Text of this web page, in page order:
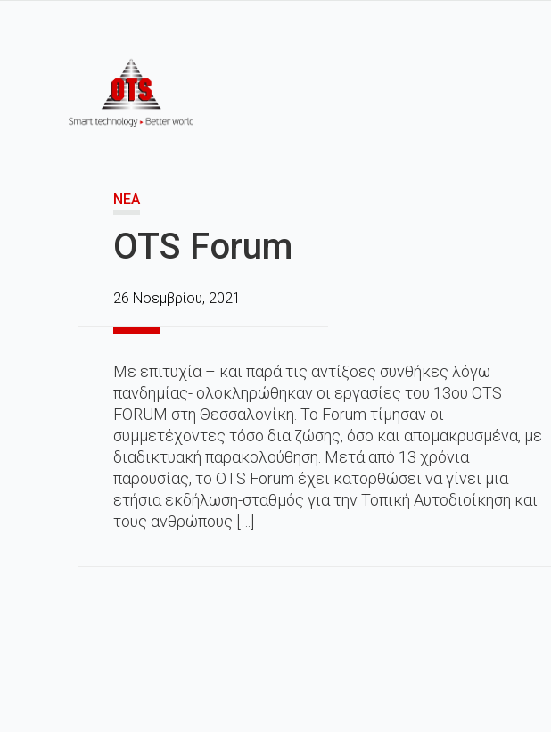
ΝΈΑ
OTS Forum
26 Νοεμβρίου, 2021
Με επιτυχία – και παρά τις αντίξοες συνθήκες λόγω
πανδημίας- ολοκληρώθηκαν οι εργασίες του 13ου OTS
FORUM στη Θεσσαλονίκη. Το Forum τίμησαν οι
συμμετέχοντες τόσο δια ζώσης, όσο και απομακρυσμένα, με
διαδικτυακή παρακολούθηση. Mετά από 13 χρόνια
παρουσίας, το OTS Forum έχει κατορθώσει να γίνει μια
ετήσια εκδήλωση-σταθμός για την Τοπική Αυτοδιοίκηση και
τους ανθρώπους […]